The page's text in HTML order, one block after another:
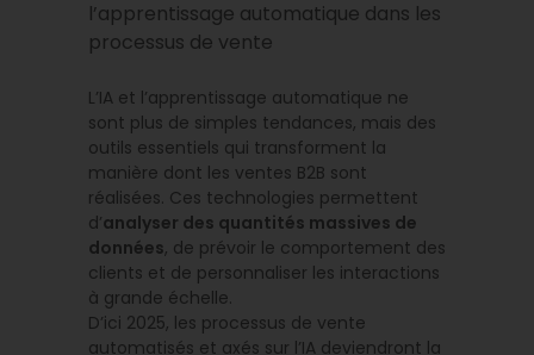
l’apprentissage automatique dans les
processus de vente
L’IA et l’apprentissage automatique ne
sont plus de simples tendances, mais des
outils essentiels qui transforment la
manière dont les ventes B2B sont
réalisées. Ces technologies permettent
d’analyser des quantités massives de
données, de prévoir le comportement des
clients et de personnaliser les interactions
à grande échelle.
D’ici 2025, les processus de vente
automatisés et axés sur l’IA deviendront la